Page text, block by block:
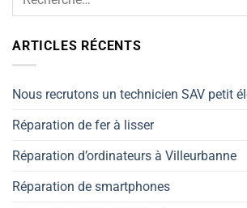
ARTICLES RÉCENTS
Nous recrutons un technicien SAV petit
Réparation de fer à lisser
Réparation d’ordinateurs à Villeurbanne
Réparation de smartphones